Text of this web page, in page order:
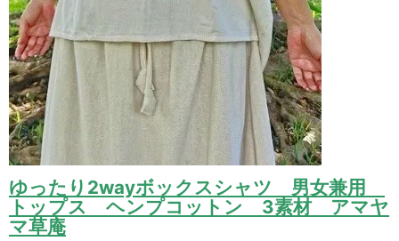
ゆったり2wayボックスシャツ 男女兼用
トップス ヘンプコットン 3素材 アマヤ
マ草庵